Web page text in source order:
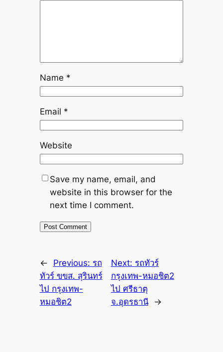
Name *
Email *
Website
Save my name, email, and
website in this browser for the
next time I comment.
← Previous: รถ
ทัวร์ ขขส. สุรินทร์
ไป กรุงเทพ-
หมอชิต2
Next: รถทัวร์
กรุงเทพ-หมอชิต2
ไป ศรีธาตุ
จ.อุดรธานี
→